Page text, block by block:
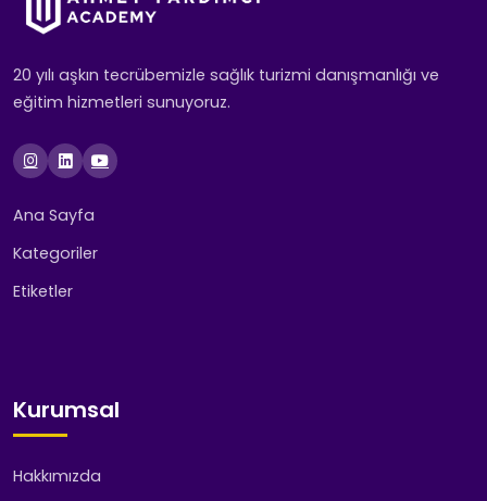
20 yılı aşkın tecrübemizle sağlık turizmi danışmanlığı ve
eğitim hizmetleri sunuyoruz.
Ana Sayfa
Kategoriler
Etiketler
Kurumsal
Hakkımızda